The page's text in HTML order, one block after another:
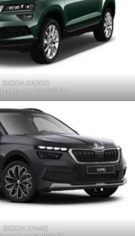
SKODA KAROQ
partir de 138 980 DT
SKODA KAMIQ